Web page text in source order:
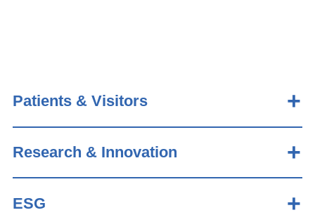
Patients & Visitors
Research & Innovation
ESG